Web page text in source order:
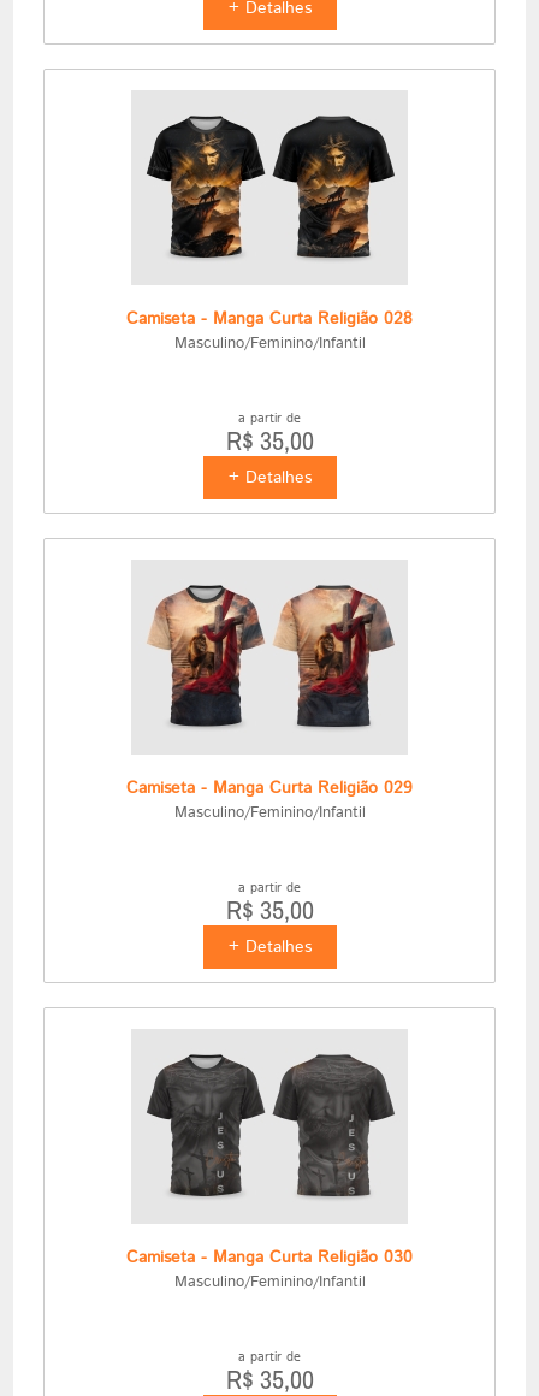
+ Detalhes
Camiseta - Manga Curta Religião 028
Masculino/Feminino/Infantil
a partir de
R$ 35,00
+ Detalhes
Camiseta - Manga Curta Religião 029
Masculino/Feminino/Infantil
a partir de
R$ 35,00
+ Detalhes
Camiseta - Manga Curta Religião 030
Masculino/Feminino/Infantil
a partir de
R$ 35,00